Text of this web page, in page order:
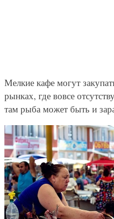
Мелкие кафе могут
рынках, где вовсе
там рыба может быть и